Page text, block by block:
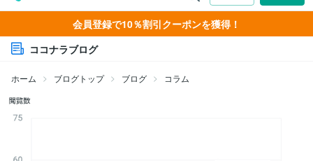
会員登録で10％割引クーポンを獲得！
ココナラブログ
ホーム ブログトップ ブログ コラム